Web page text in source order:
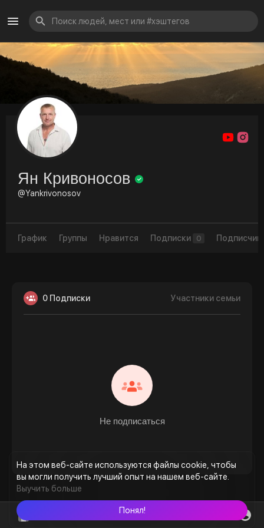
На этом веб-сайте используются файлы cookie, чтобы
вы могли получить лучший опыт на нашем веб-сайте.
Выучить больше
Понял!
Ян Кривоносов
@Yankrivonosov
График Группы Нравится Подписки 0
0 Подписки Участники семьи
Не подписаться